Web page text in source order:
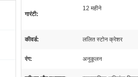
गारंटी:
12 महीने
कीवर्ड: ललित स्टोन क्रेशर
रंग: अनुकूलन